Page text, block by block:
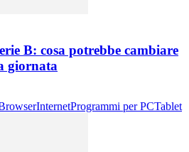
B: cosa potrebbe cambiare
giornata
InternetProgrammi per PCTablet